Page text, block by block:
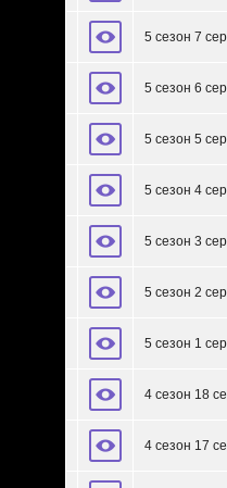
5 сезон 7
5 сезон 6
5 сезон 5
5 сезон 4
5 сезон 3
5 сезон 2
5 сезон 1
4 сезон 18
4 сезон 17